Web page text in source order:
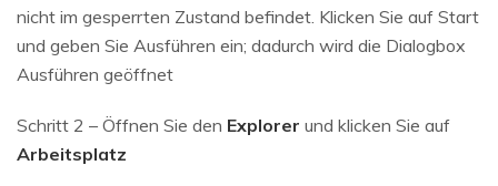
nicht im gesperrten Zustand befindet. Klicken Sie auf Start
und geben Sie Ausführen ein; dadurch wird die Dialogbox
Ausführen geöffnet
Schritt 2 – Öffnen Sie den Explorer und klicken Sie auf
Arbeitsplatz